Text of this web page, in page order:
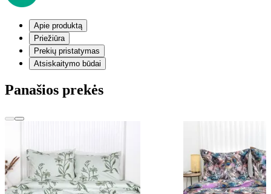
Apie produktą
Priežiūra
Prekių pristatymas
Atsiskaitymo būdai
Panašios prekės